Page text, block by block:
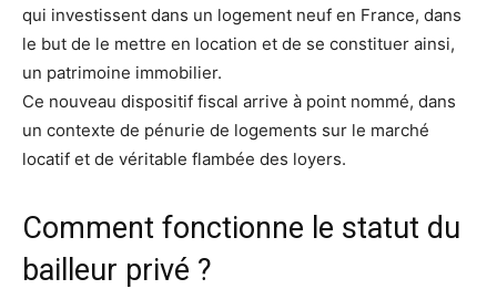
qui investissent dans un logement neuf en France, dans
le but de le mettre en location et de se constituer ainsi,
un patrimoine immobilier.
Ce nouveau dispositif fiscal arrive à point nommé, dans
un contexte de pénurie de logements sur le marché
locatif et de véritable flambée des loyers.
Comment fonctionne le statut du
bailleur privé ?